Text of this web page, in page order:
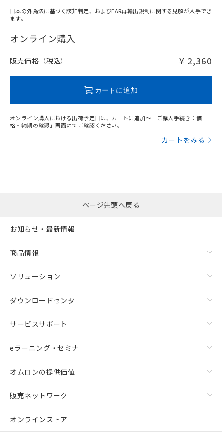
在庫等で未対応品が混在する可能性があります。
問い合わせください。
日本の外為法に基づく該非判定、およびEAR再輸出規制に関する見解が入手でき
ます。
オンライン購入
販売価格（税込） ¥ 2,360
カートに追加
オンライン購入における出荷予定日は、カートに追加～「ご購入手続き：価
格・納期の確認」画面にてご確認ください。
カートをみる
ページ先頭へ戻る
お知らせ・最新情報
商品情報
ソリューション
ダウンロードセンタ
サービスサポート
eラーニング・セミナ
オムロンの提供価値
販売ネットワーク
オンラインストア